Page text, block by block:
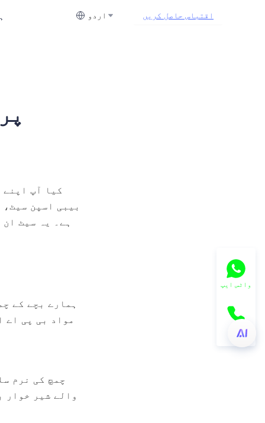
اردو اقتباس حاصل کریں
واٹس ایپ
فون